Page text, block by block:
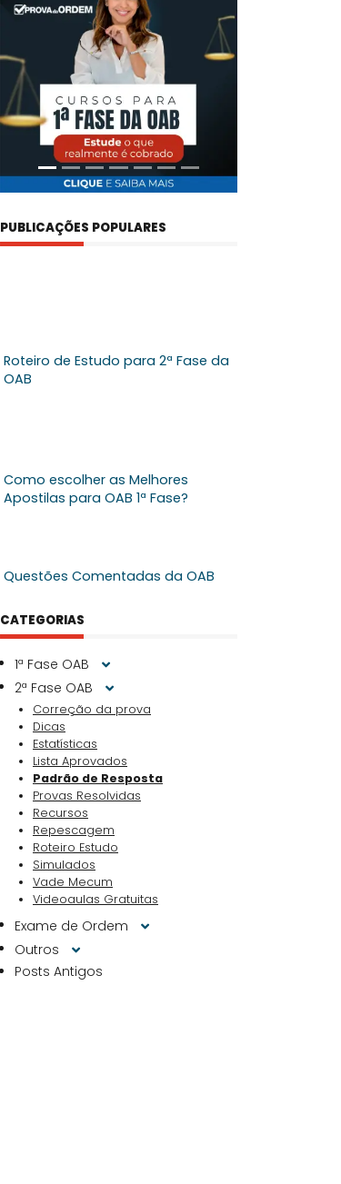
CURSO
PUBLICAÇÕES POPULARES
Roteiro de Estudo para 2ª Fase da
OAB
Como escolher as Melhores
Apostilas para OAB 1ª Fase?
Questões Comentadas da OAB
CATEGORIAS
1ª Fase OAB
2ª Fase OAB
Correção da prova
Dicas
Estatísticas
Lista Aprovados
Padrão de Resposta
Provas Resolvidas
Recursos
Repescagem
Roteiro Estudo
Simulados
Vade Mecum
Videoaulas Gratuitas
Exame de Ordem
Outros
Posts Antigos